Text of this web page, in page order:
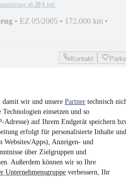
wir und unsere Partner technisch
einsetzen und so
Adresse) auf Ihrem Endgerät speichern
erfolgt für personalisierte Inhalte und
Websites/Apps), Anzeigen- und
über Zielgruppen und
Außerdem können wir so Ihre
Unternehmensgruppe verbessern, Ihr
ab 29 € mtl.
• EZ 05/2005 • 172.000 km •
Kontakt
und einfach
App installieren